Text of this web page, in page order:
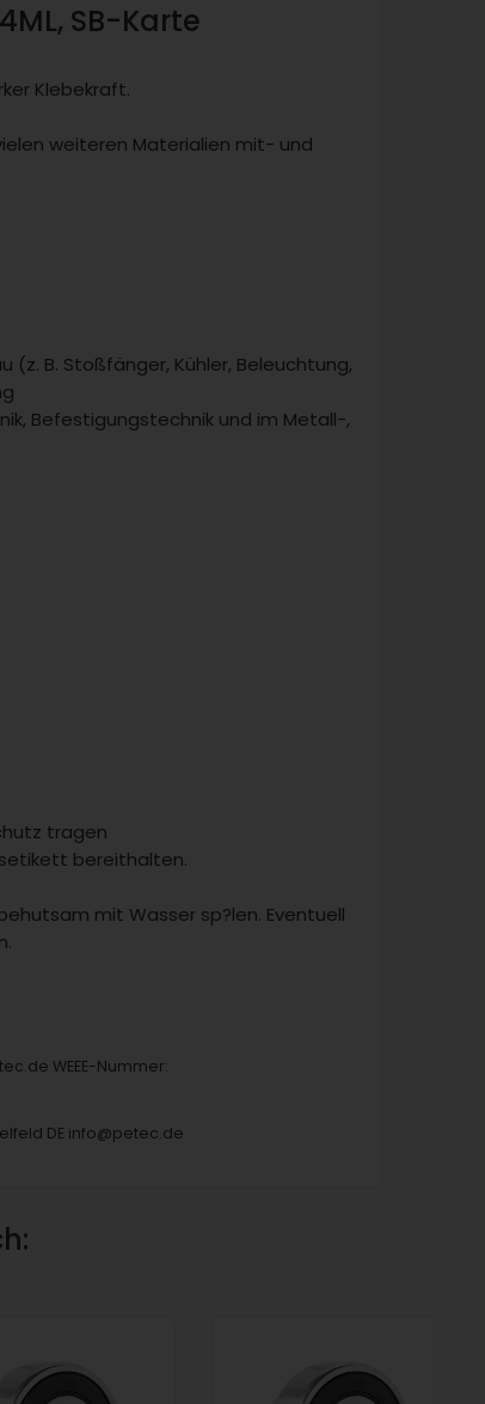
SB-Karte
Klebekraft.
weiteren Materialien mit- und
Chemikalien
(z. B. Stoßfänger, Kühler, Beleuchtung,
Befestigungstechnik und im Metall-,
tragen
bereithalten.
behutsam mit Wasser sp?len. Eventuell
WEEE-Nummer:
DE info@petec.de